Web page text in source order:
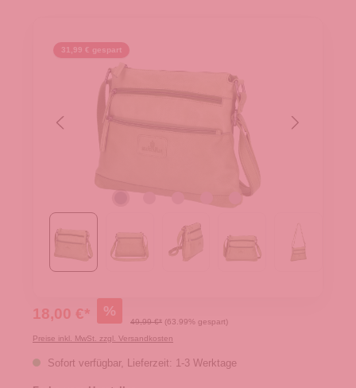
31,99 € gespart
18,00 €* %
49,99 €* (63.99% gespart)
Preise inkl. MwSt. zzgl. Versandkosten
Sofort verfügbar, Lieferzeit: 1-3 Werktage